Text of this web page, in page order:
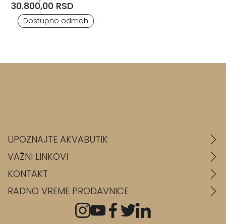
30.800,00 RSD
Dostupno odmah
UPOZNAJTE AKVABUTIK
VAŽNI LINKOVI
KONTAKT
RADNO VREME PRODAVNICE